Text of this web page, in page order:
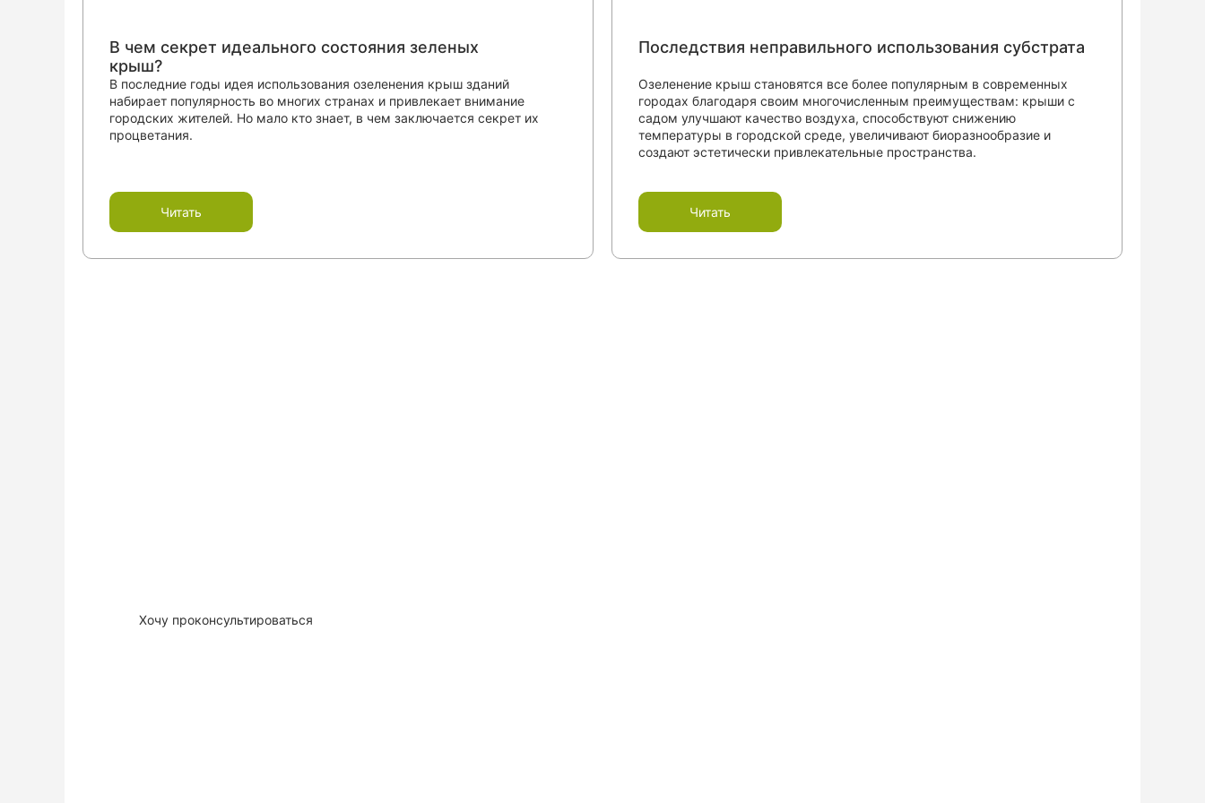
В чем секрет идеального состояния зеленых
крыш?
Последствия неправильного использования субстрата
В последние годы идея использования озеленения крыш зданий
набирает популярность во многих странах и привлекает внимание
городских жителей. Но мало кто знает, в чем заключается секрет их
процветания.
Озеленение крыш становятся все более популярным в современных
городах благодаря своим многочисленным преимуществам: крыши с
садом улучшают качество воздуха, способствуют снижению
температуры в городской среде, увеличивают биоразнообразие и
создают эстетически привлекательные пространства.
Читать Читать
Хочу проконсультироваться